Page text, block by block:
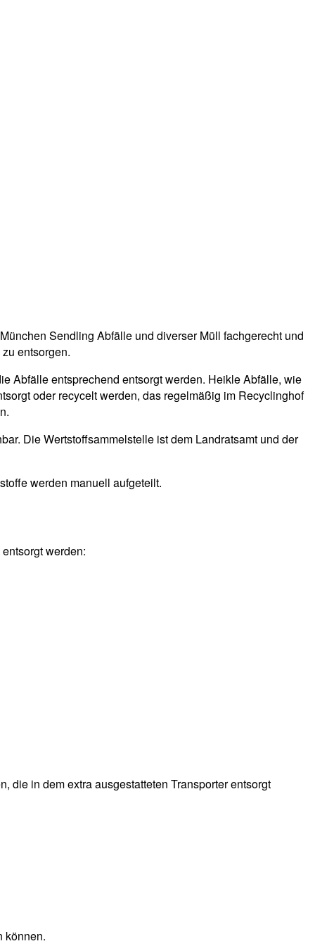
Sendling Abfälle und diverser Müll fachgerecht und
entsorgen.
Abfälle entsprechend entsorgt werden. Heikle Abfälle, wie
oder recycelt werden, das regelmäßig im Recyclinghof
Die Wertstoffsammelstelle ist dem Landratsamt und der
werden manuell aufgeteilt.
werden:
die in dem extra ausgestatteten Transporter entsorgt
können.